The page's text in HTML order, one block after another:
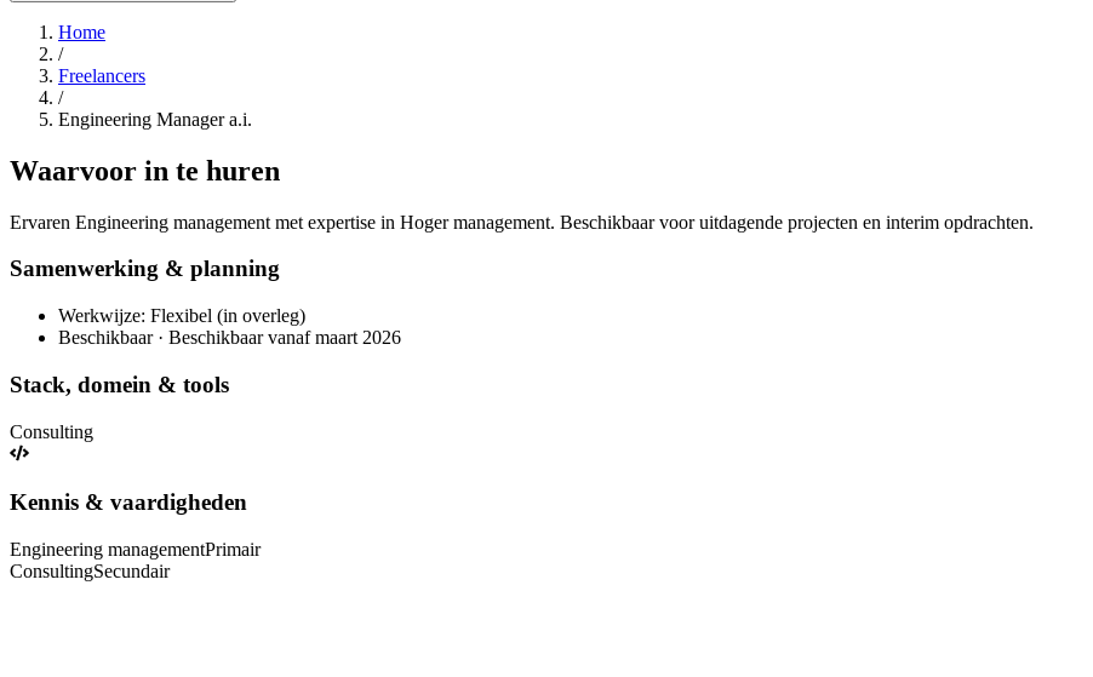
Home
/
Freelancers
/
Engineering Manager a.i.
Waarvoor in te huren
Ervaren Engineering management met expertise in Hoger management. Beschikbaar voor uitdagende projecten en interim opdrachten.
Samenwerking & planning
Werkwijze: Flexibel (in overleg)
Beschikbaar · Beschikbaar vanaf maart 2026
Stack, domein & tools
Consulting
Kennis & vaardigheden
Engineering managementPrimair
ConsultingSecundair